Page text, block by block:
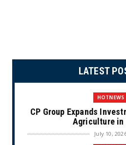
LATEST
HOTNEWS
CP Group Expands
Agriculture in
July 10,